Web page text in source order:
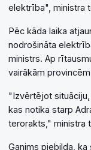
elektrība", ministra
Pēc kāda laika
nodrošināta
ministrs. Ap
vairākām
"Izvērtējot situāciju,
kas notika starp
terorakts," ministra
Ganims piebilda,